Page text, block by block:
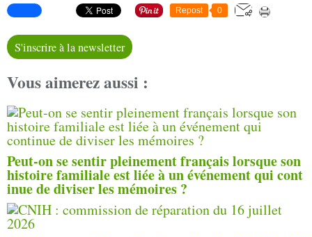
Repost 0
S'inscrire à la newsletter
Vous aimerez aussi :
Peut-on se sentir pleinement français lorsque son
histoire familiale est liée à un événement qui cont
inue de diviser les mémoires ?